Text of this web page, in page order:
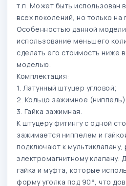
т.п. Может быть использован
всех поколений, но только на
Особенностью данной
использование меньшего
сделать его стоимость ниже
моделью.
Комплектация:
1. Латунный штуцер угловой;
2. Кольцо зажимное
3. Гайка зажимная.
К штуцеру фитингу с одной
зажимается ниппелем и
подключают к мультиклапану,
электромагнитному
гайка и муфта, которые
форму уголка под 90°, что